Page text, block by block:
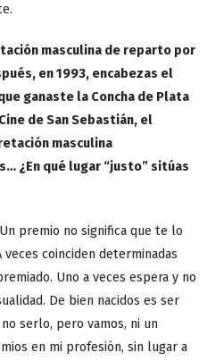
masculina de reparto por
en 1993, encabezas el
ganaste la Concha de Plata
de San Sebastián, el
masculina
¿En qué lugar “justo” sitúas
premio no significa que te lo
coinciden determinadas
Uno a veces espera y no
De bien nacidos es ser
serlo, pero vamos, ni un
en mi profesión, sin lugar a